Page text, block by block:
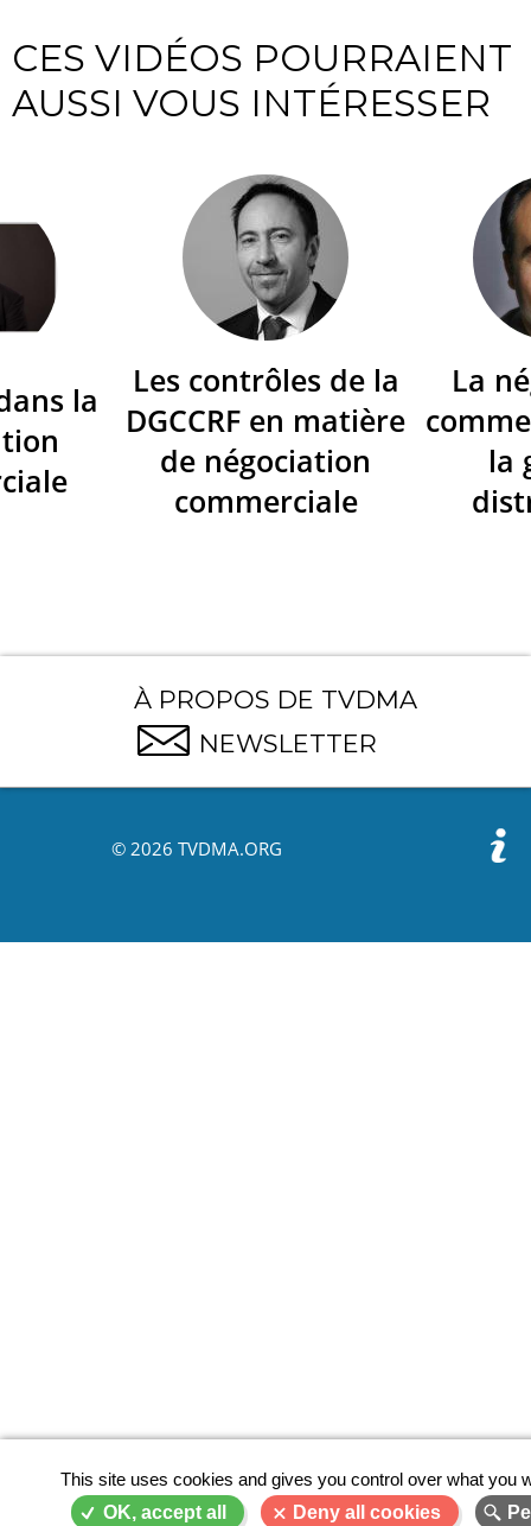
CES VIDÉOS POURRAIENT
AUSSI VOUS INTÉRESSER
la
Les contrôles de la
DGCCRF en matière
de négociation
commerciale
La
la
À PROPOS DE TVDMA
NEWSLETTER
© 2026 TVDMA.ORG
This site uses cookies and gives you control over what you
OK, accept all
Deny all cookies